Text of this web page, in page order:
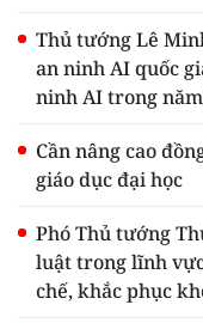
Thủ tướng Lê
an ninh AI quốc
ninh AI trong
Cần nâng cao
giáo dục đại học
Phó Thủ tướng
luật trong lĩnh
chế, khắc phục